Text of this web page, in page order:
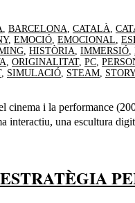
, BARCELONA, CATALÀ,
, EMOCIÓ, EMOCIONAL,
, HISTÒRIA, IMMERSIÓ,
, ORIGINALITAT, PC,
, SIMULACIÓ, STEAM,
i la performance
interactiu, una escultura